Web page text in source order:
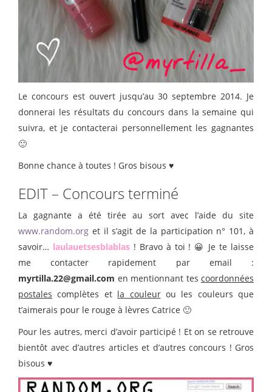
Le concours est ouvert jusqu’au 30 septembre 2014. Je
donnerai les résultats du concours dans la semaine qui
suivra, et je contacterai personnellement les gagnantes
🙂
Bonne chance à toutes ! Gros bisous ♥
EDIT – Concours terminé
La gagnante a été tirée au sort avec l’aide du site
www.random.org et il s’agit de la participation n° 101, à
savoir… laulauetsesblablas! Bravo à toi ! 😀 Je te laisse
me contacter rapidement par email :
myrtilla.22@gmail.com en mentionnant tes coordonnées
postales complètes et la couleurou les couleurs que
t’aimerais pour le rouge à lèvres Catrice 🙂
Pour les autres, merci d’avoir participé ! Et on se retrouve
bientôt avec d’autres articles et d’autres concours ! Gros
bisous ♥